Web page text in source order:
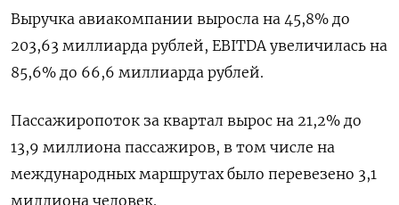
Выручка авиакомпании выросла на 45,8% до
203,63 миллиарда рублей, EBITDA увеличилась на
85,6% до 66,6 миллиарда рублей.
Пассажиропоток за квартал вырос на 21,2% до
13,9 миллиона пассажиров, в том числе на
международных маршрутах было перевезено 3,1
миллиона человек.